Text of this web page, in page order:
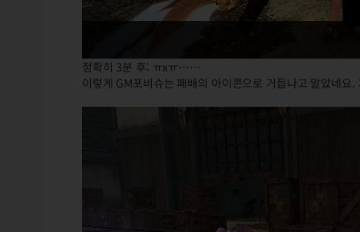
정확히 3분 후: ㅠxㅠ……
이렇게 GM포비슈는 패배의 아이콘으로 거듭나고 말았네요.